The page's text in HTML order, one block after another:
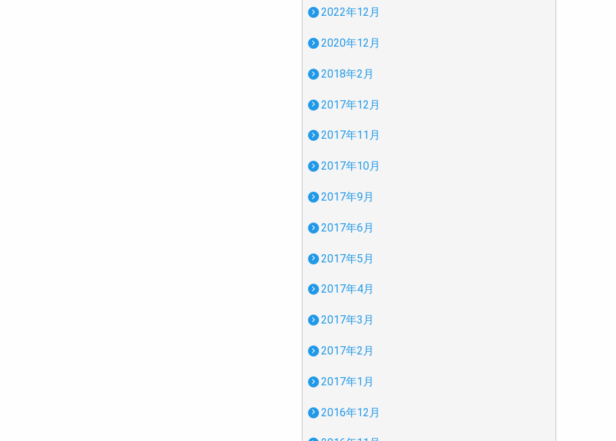
2022年12月
2020年12月
2018年2月
2017年12月
2017年11月
2017年10月
2017年9月
2017年6月
2017年5月
2017年4月
2017年3月
2017年2月
2017年1月
2016年12月